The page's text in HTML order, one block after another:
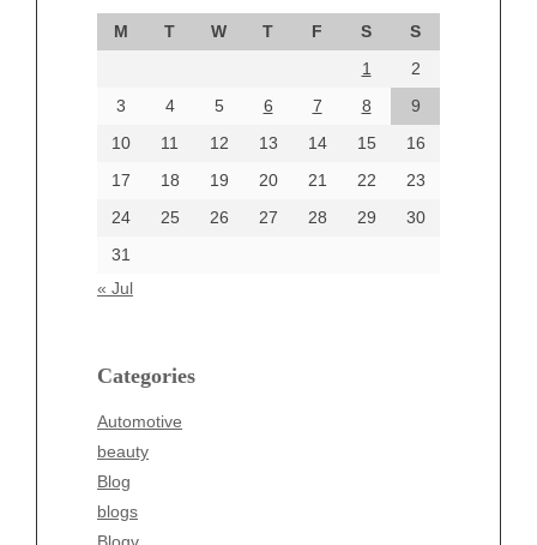
M T W T F S
S
1
2
3
4 5 6 7 8
9
10
11 12 13 14 15
16
17
18 19 20 21 22
23
24
25 26 27 28 29
30
31
« Jul
Categories
Automotive
beauty
Blog
blogs
September 2024
August 2024
June 2024
Categories
beauty
Business
Entertainment
Fashion
Finance